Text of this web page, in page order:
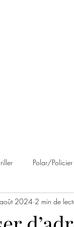
Polar/Policier
noir Romance
2024 2 min de